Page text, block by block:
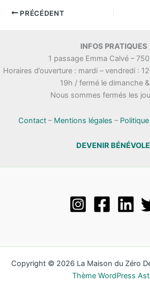
PRÉCÉDENT
INFOS PRATIQUES
1 passage Emma Calvé –
Horaires d’ouverture : mardi – vendredi :
19h / fermé le dimanche
Nous sommes fermés les
Contact– Mentions légales –
DEVENIR BÉNÉVOLE
Copyright © 2026 La Maison du Zéro
Thème WordPress